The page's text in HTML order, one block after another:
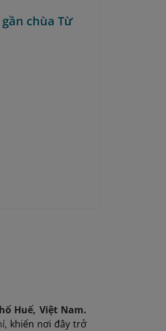
chùa Từ
Huế, Việt Nam.
khiến nơi đây trở